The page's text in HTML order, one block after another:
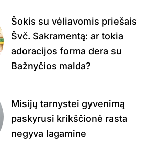
Šokis su vėliavomis priešais
Švč. Sakramentą: ar tokia
adoracijos forma dera su
Bažnyčios malda?
Misijų tarnystei gyvenimą
paskyrusi krikščionė rasta
negyva lagamine